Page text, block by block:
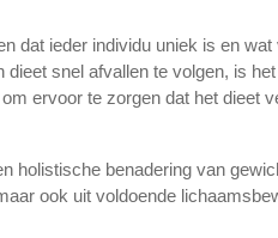
dat ieder individu uniek is en
dieet snel afvallen te volgen, is
ervoor te zorgen dat het dieet
holistische benadering van
ook uit voldoende